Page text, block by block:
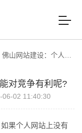
佛山网站建设：个人网站建设才能对竞争有利呢?
对竞争有利呢?
06-02 11:40:30
果个人网站上没有